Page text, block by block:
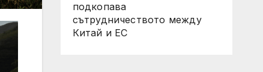
подкопава
сътрудничеството между
Китай и ЕС